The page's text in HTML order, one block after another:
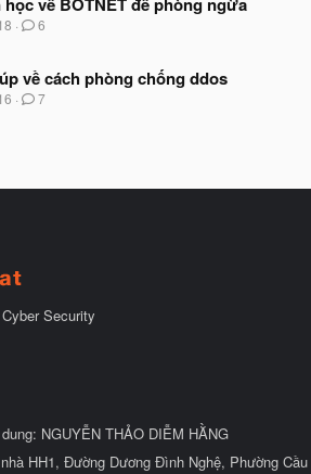
học về BOTNET để phòng ngừa
6
về cách phòng chống ddos
7
Security
NGUYỄN THẢO DIỄM HẰNG
HH1, Đường Dương Đình Nghệ, Phường